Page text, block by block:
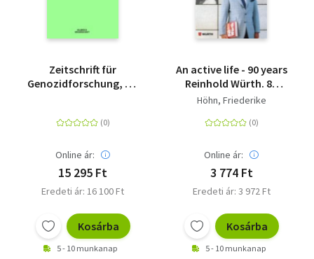
Zeitschrift für
Genozidforschung, 23.
Armeniern
Online ár:
15 295 Ft
Eredeti ár: 16 100 Ft
Kosárba
5 - 10 munkanap
An active life - 90 years
Reinhold Würth. 80
years Würth Group.
Höhn, Friederike
Online ár:
3 774 Ft
Eredeti ár: 3 972 Ft
Kosárba
5 - 10 munkanap